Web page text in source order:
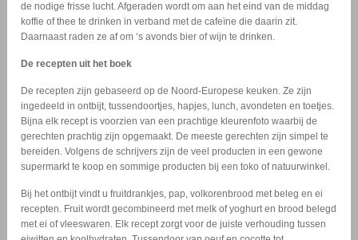
de nodige frisse lucht. Afgeraden wordt om aan het eind van de middag
koffie of thee te drinken in verband met de cafeïne die daarin zit.
Daarnaast raden ze af om ‘s avonds bier of wijn te drinken.
De recepten uit het boek
De recepten zijn gebaseerd op de Noord-Europese keuken. Ze zijn
ingedeeld in ontbijt, tussendoortjes, hapjes, lunch, avondeten en toetjes.
Bijna elk recept is voorzien van een prachtige kleurenfoto waarbij de
gerechten prachtig zijn opgemaakt. De meeste gerechten zijn simpel te
bereiden. Volgens de schrijvers zijn de veel producten in een gewone
supermarkt te koop en sommige producten bij een toko of natuurwinkel.
Bij het ontbijt vindt u fruitdrankjes, pap, volkorenbrood met beleg en ei
recepten. Fruit wordt gecombineerd met melk of yoghurt en brood belegd
met ei of vleeswaren. Elk recept zorgt voor de juiste verhouding tussen